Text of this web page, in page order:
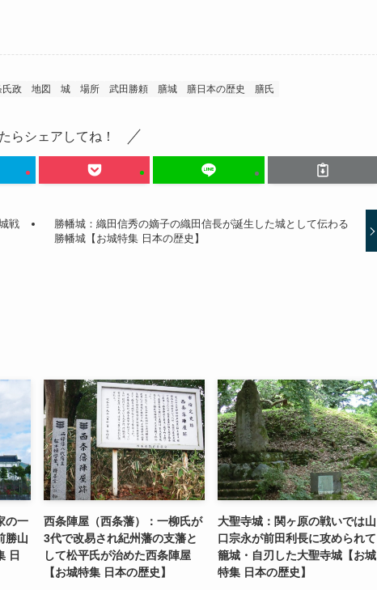
氏政 地図 城 場所 武田勝頼 膳城 膳日本の歴史 膳氏
らシェアしてね！
戦
勝幡城：織田信秀の嫡子の織田信長が誕生した城として伝わる
勝幡城【お城特集 日本の歴史】
の一
勝山
日
西条陣屋（西条藩）：一柳氏が
3代で改易され紀州藩の支藩と
して松平氏が治めた西条陣屋
【お城特集 日本の歴史】
大聖寺城：関ヶ原の戦いでは山
口宗永が前田利長に攻められて
籠城・自刃した大聖寺城【お城
特集 日本の歴史】